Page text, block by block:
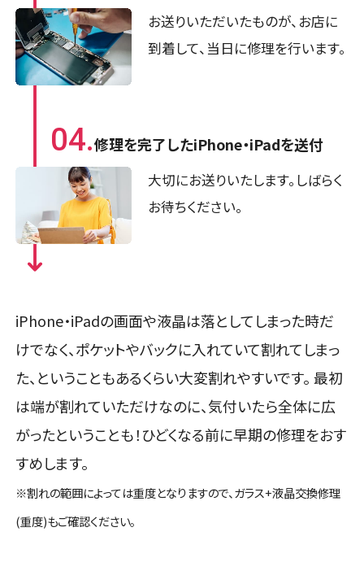
お送りいただいたものが、お店に
到着して、当日に修理を行います。
04.修理を完了したiPhone・iPadを送付
大切にお送りいたします。しばらく
お待ちください。
iPhone・iPadの画面や液晶は落としてしまった時だ
けでなく、ポケットやバックに入れていて割れてしまっ
た、ということもあるくらい大変割れやすいです。 最初
は端が割れていただけなのに、気付いたら全体に広
がったということも！ひどくなる前に早期の修理をおす
すめします。
※割れの範囲によっては重度となりますので、ガラス+液晶交換修理
(重度)もご確認ください。